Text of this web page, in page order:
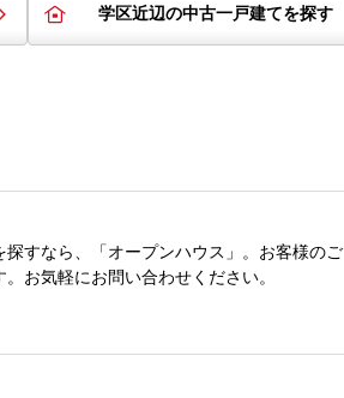
学区近辺の中古一戸建てを探す
探すなら、「オープンハウス」。お客様のご
お気軽にお問い合わせください。